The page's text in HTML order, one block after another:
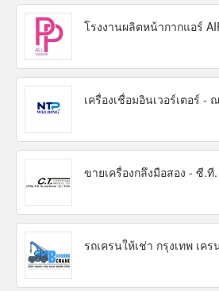
โรงงานผลิตหน้ากากแอร์
เครื่องเชื่อมอินเวอร์เตอร์ -
ขายเครื่องกลึงมือสอง - ซี.ที
รถเครนให้เช่า กรุงเทพ เค